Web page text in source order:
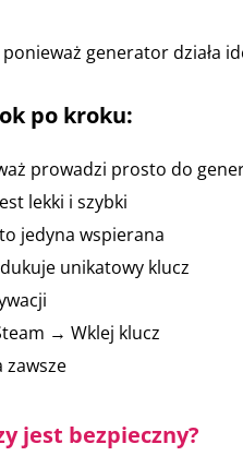
ponieważ generator działa
po kroku:
prowadzi prosto do
lekki i szybki
jedyna wspierana
unikatowy klucz
→ Wklej klucz
zawsze
jest bezpieczny?